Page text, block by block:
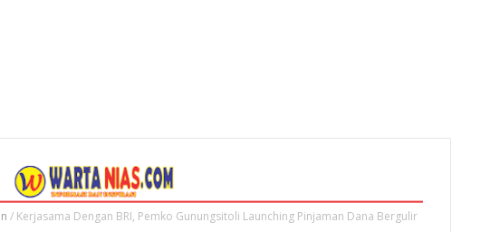
/ Kerjasama Dengan BRI, Pemko Gunungsitoli Launching Pinjaman Dana Bergulir